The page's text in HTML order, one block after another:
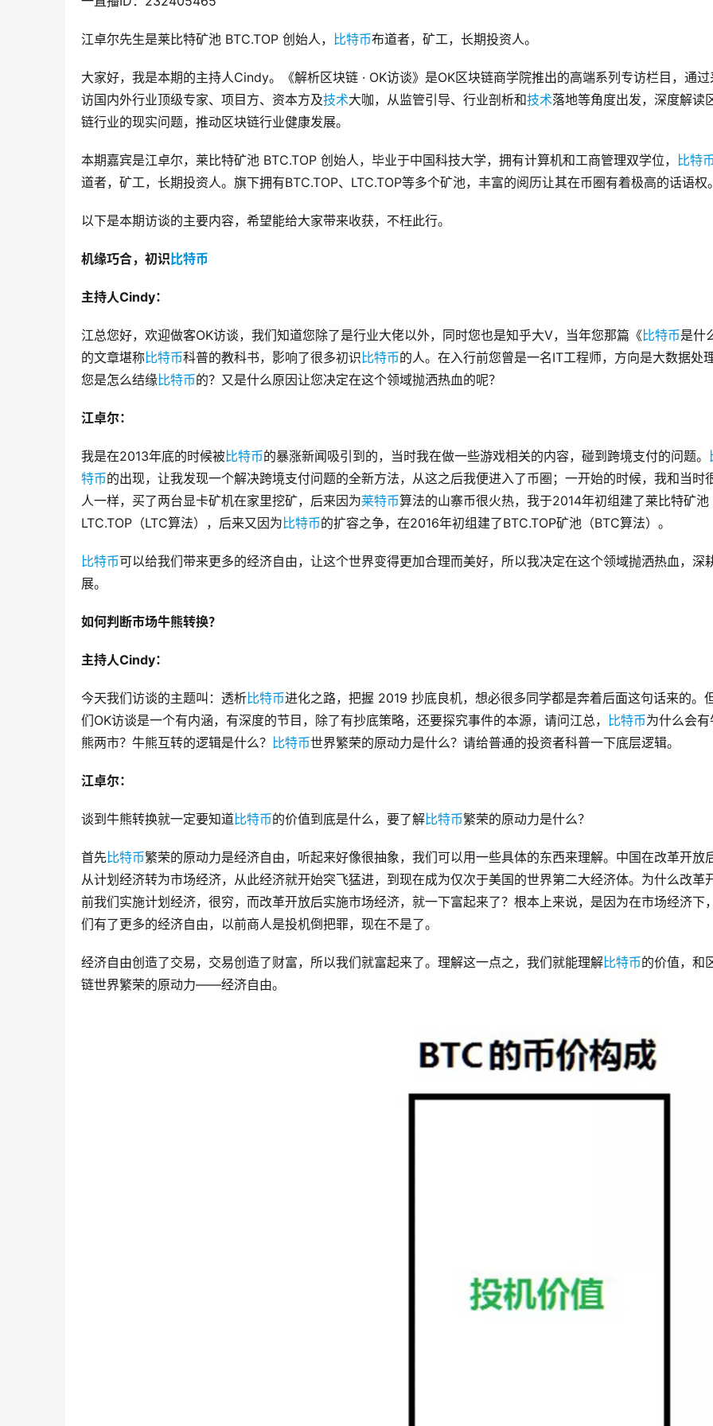
江卓尔先生是莱比特矿池 BTC.TOP 创始人， 比特币布道者，矿工，长期投资人。
大家好，我是本期的主持人Cindy。《解析区块链 · OK访谈》是OK区块链商学院推出的高端系列专访栏目，通过
访国内外行业顶级专家、项目方、资本方及技术大咖，从监管引导、行业剖析和技术落地等角度出发，深度解读
链行业的现实问题，推动区块链行业健康发展。
本期嘉宾是江卓尔，莱比特矿池 BTC.TOP 创始人，毕业于中国科技大学，拥有计算机和工商管理双学位， 比特
道者，矿工，长期投资人。旗下拥有BTC.TOP、LTC.TOP等多个矿池，丰富的阅历让其在币圈有着极高的话语权。
以下是本期访谈的主要内容，希望能给大家带来收获，不枉此行。
机缘巧合，初识比特币
主持人Cindy：
江总您好，欢迎做客OK访谈，我们知道您除了是行业大佬以外，同时您也是知乎大V，当年您那篇《比特币是什
的文章堪称比特币科普的教科书，影响了很多初识比特币的人。在入行前您曾是一名IT工程师，方向是大数据处理
您是怎么结缘比特币的？又是什么原因让您决定在这个领域抛洒热血的呢？
江卓尔：
我是在2013年底的时候被比特币的暴涨新闻吸引到的，当时我在做一些游戏相关的内容，碰到跨境支付的问题。
特币的出现，让我发现一个解决跨境支付问题的全新方法，从这之后我便进入了币圈；一开始的时候，我和当时
人一样，买了两台显卡矿机在家里挖矿，后来因为莱特币算法的山寨币很火热，我于2014年初组建了莱比特矿池
LTC.TOP（LTC算法），后来又因为比特币的扩容之争，在2016年初组建了BTC.TOP矿池（BTC算法）。
比特币可以给我们带来更多的经济自由，让这个世界变得更加合理而美好，所以我决定在这个领域抛洒热血，深
展。
如何判断市场牛熊转换？
主持人Cindy：
今天我们访谈的主题叫：透析比特币进化之路，把握 2019 抄底良机，想必很多同学都是奔着后面这句话来的。
们OK访谈是一个有内涵，有深度的节目，除了有抄底策略，还要探究事件的本源，请问江总， 比特币为什么会有
熊两市？牛熊互转的逻辑是什么？ 比特币世界繁荣的原动力是什么？请给普通的投资者科普一下底层逻辑。
江卓尔：
谈到牛熊转换就一定要知道比特币的价值到底是什么，要了解比特币繁荣的原动力是什么？
首先比特币繁荣的原动力是经济自由，听起来好像很抽象，我们可以用一些具体的东西来理解。中国在改革开放后
从计划经济转为市场经济，从此经济就开始突飞猛进，到现在成为仅次于美国的世界第二大经济体。为什么改革
前我们实施计划经济，很穷，而改革开放后实施市场经济，就一下富起来了？根本上来说，是因为在市场经济下
们有了更多的经济自由，以前商人是投机倒把罪，现在不是了。
经济自由创造了交易，交易创造了财富，所以我们就富起来了。理解这一点之，我们就能理解比特币的价值，和
链世界繁荣的原动力——经济自由。